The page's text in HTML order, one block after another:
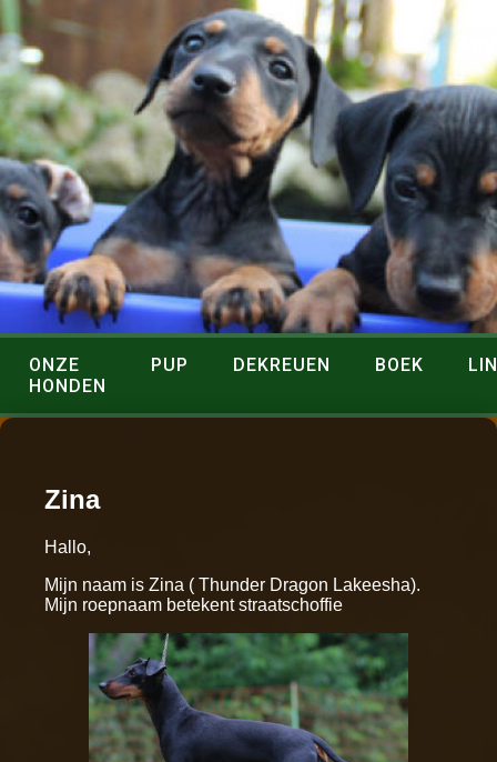
ONZE
HONDEN
PUP DEKREUEN BOEK
Zina
Hallo,
Mijn naam is Zina ( Thunder Dragon Lakeesha).
Mijn roepnaam betekent straatschoffie